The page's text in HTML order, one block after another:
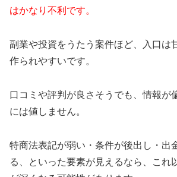
はかなり不利です。
副業や投資をうたう案件ほど、入口は
作られやすいです。
口コミや評判が良さそうでも、情報が
には値しません。
特商法表記が弱い・条件が後出し・出
る、といった要素が見えるなら、これ